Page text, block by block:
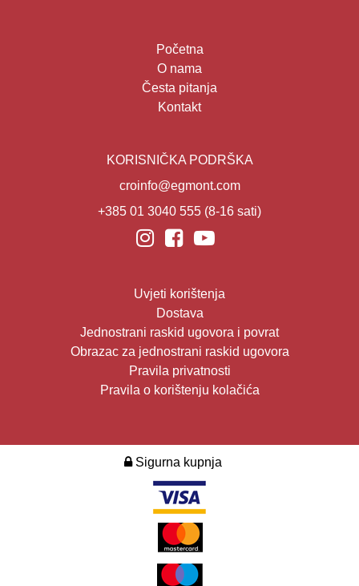
Početna
O nama
Česta pitanja
Kontakt
KORISNIČKA PODRŠKA
croinfo@egmont.com
+385 01 3040 555 (8-16 sati)
Uvjeti korištenja
Dostava
Jednostrani raskid ugovora i povrat
Obrazac za jednostrani raskid ugovora
Pravila privatnosti
Pravila o korištenju kolačića
Sigurna kupnja